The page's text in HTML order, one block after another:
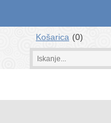
Košarica 0